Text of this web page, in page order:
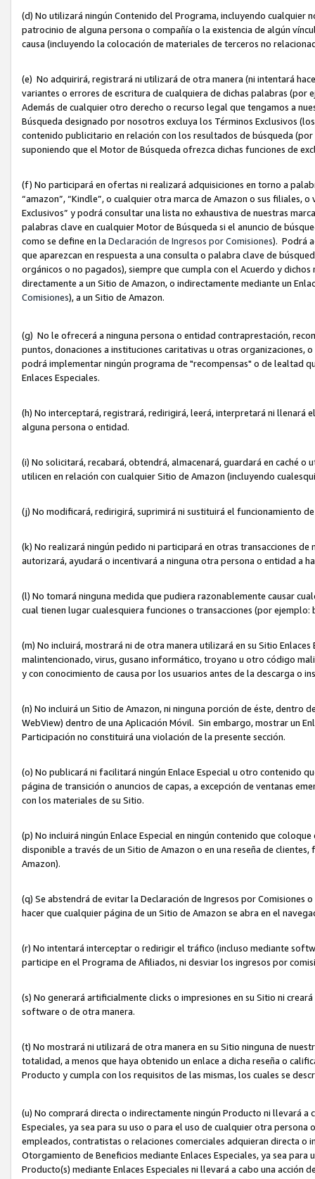
(d) No utilizará ningún Contenido del Programa, incluyendo cualquier
patrocinio de alguna persona o compañía o la existencia de algún
causa (incluyendo la colocación de materiales de terceros no
(e) No adquirirá, registrará ni utilizará de otra manera (ni intentará
variantes o errores de escritura de cualquiera de dichas palabras (por
Además de cualquier otro derecho o recurso legal que tengamos a
Búsqueda designado por nosotros excluya los Términos Exclusivos
contenido publicitario en relación con los resultados de búsqueda
suponiendo que el Motor de Búsqueda ofrezca dichas funciones de
(f) No participará en ofertas ni realizará adquisiciones en torno a
“amazon”, “Kindle”, o cualquier otra marca de Amazon o sus filiales,
Exclusivos” y podrá consultar una lista no exhaustiva de nuestras
palabras clave en cualquier Motor de Búsqueda si el anuncio de
como se define en la Declaración de Ingresos por Comisiones). Podrá
que aparezcan en respuesta a una consulta o palabra clave de
orgánicos o no pagados), siempre que cumpla con el Acuerdo y
directamente a un Sitio de Amazon, o indirectamente mediante un
Comisiones), a un Sitio de Amazon.
(g) No le ofrecerá a ninguna persona o entidad contraprestación,
puntos, donaciones a instituciones caritativas u otras organizaciones,
podrá implementar ningún programa de "recompensas" o de lealtad
Enlaces Especiales.
(h) No interceptará, registrará, redirigirá, leerá, interpretará ni
alguna persona o entidad.
(i) No solicitará, recabará, obtendrá, almacenará, guardará en caché
utilicen en relación con cualquier Sitio de Amazon (incluyendo
(j) No modificará, redirigirá, suprimirá ni sustituirá el funcionamiento
(k) No realizará ningún pedido ni participará en otras transacciones
autorizará, ayudará o incentivará a ninguna otra persona o entidad a
(l) No tomará ninguna medida que pudiera razonablemente causar
cual tienen lugar cualesquiera funciones o transacciones (por
(m) No incluirá, mostrará ni de otra manera utilizará en su Sitio
malintencionado, virus, gusano informático, troyano u otro código
y con conocimiento de causa por los usuarios antes de la descarga
(n) No incluirá un Sitio de Amazon, ni ninguna porción de éste,
WebView) dentro de una Aplicación Móvil. Sin embargo, mostrar un
Participación no constituirá una violación de la presente sección.
(o) No publicará ni facilitará ningún Enlace Especial u otro contenido
página de transición o anuncios de capas, a excepción de ventanas
con los materiales de su Sitio.
(p) No incluirá ningún Enlace Especial en ningún contenido que
disponible a través de un Sitio de Amazon o en una reseña de
Amazon).
(q) Se abstendrá de evitar la Declaración de Ingresos por
hacer que cualquier página de un Sitio de Amazon se abra en el
(r) No intentará interceptar o redirigir el tráfico (incluso mediante
participe en el Programa de Afiliados, ni desviar los ingresos por
(s) No generará artificialmente clicks o impresiones en su Sitio ni
software o de otra manera.
(t) No mostrará ni utilizará de otra manera en su Sitio ninguna de
totalidad, a menos que haya obtenido un enlace a dicha reseña o
Producto y cumpla con los requisitos de las mismas, los cuales se
(u) No comprará directa o indirectamente ningún Producto ni llevará a
Especiales, ya sea para su uso o para el uso de cualquier otra
empleados, contratistas o relaciones comerciales adquieran directa o
Otorgamiento de Beneficios mediante Enlaces Especiales, ya sea
Producto(s) mediante Enlaces Especiales ni llevará a cabo una